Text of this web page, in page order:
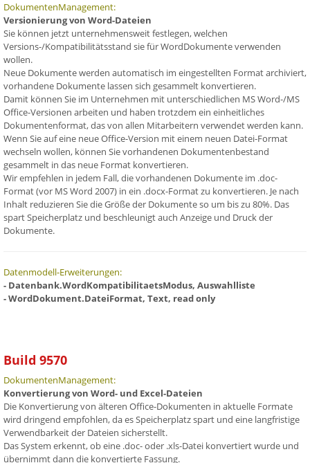
DokumentenManagement:
Versionierung von Word-Dateien
Sie können jetzt unternehmensweit festlegen, welchen
Versions-/Kompatibilitätsstand sie für WordDokumente verwenden
wollen.
Neue Dokumente werden automatisch im eingestellten Format archiviert,
vorhandene Dokumente lassen sich gesammelt konvertieren.
Damit können Sie im Unternehmen mit unterschiedlichen MS Word-/MS
Office-Versionen arbeiten und haben trotzdem ein einheitliches
Dokumentenformat, das von allen Mitarbeitern verwendet werden kann.
Wenn Sie auf eine neue Office-Version mit einem neuen Datei-Format
wechseln wollen, können Sie vorhandenen Dokumentenbestand
gesammelt in das neue Format konvertieren.
Wir empfehlen in jedem Fall, die vorhandenen Dokumente im .doc-
Format (vor MS Word 2007) in ein .docx-Format zu konvertieren. Je nach
Inhalt reduzieren Sie die Größe der Dokumente so um bis zu 80%. Das
spart Speicherplatz und beschleunigt auch Anzeige und Druck der
Dokumente.
Datenmodell-Erweiterungen:
- Datenbank.WordKompatibilitaetsModus, Auswahlliste
- WordDokument.DateiFormat, Text, read only
Build 9570
DokumentenManagement:
Konvertierung von Word- und Excel-Dateien
Die Konvertierung von älteren Office-Dokumenten in aktuelle Formate
wird dringend empfohlen, da es Speicherplatz spart und eine langfristige
Verwendbarkeit der Dateien sicherstellt.
Das System erkennt, ob eine .doc- oder .xls-Datei konvertiert wurde und
übernimmt dann die konvertierte Fassung.